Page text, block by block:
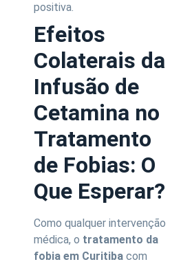
positiva.
Efeitos
Colaterais da
Infusão de
Cetamina no
Tratamento
de Fobias: O
Que Esperar?
Como qualquer intervenção
médica, o tratamento da
fobia em Curitiba com